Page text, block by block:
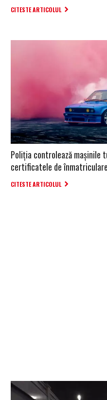
CITESTE ARTICOLUL
Poliția controlează mașinile
certificatele de înmatriculare
CITESTE ARTICOLUL